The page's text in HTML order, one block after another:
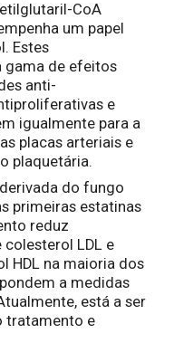
CoA
um papel
Estes
gama de efeitos
anti-
e
igualmente para a
placas arteriais e
plaquetária.
do fungo
primeiras estatinas
reduz
LDL e
HDL na maioria dos
a medidas
está a ser
tratamento e